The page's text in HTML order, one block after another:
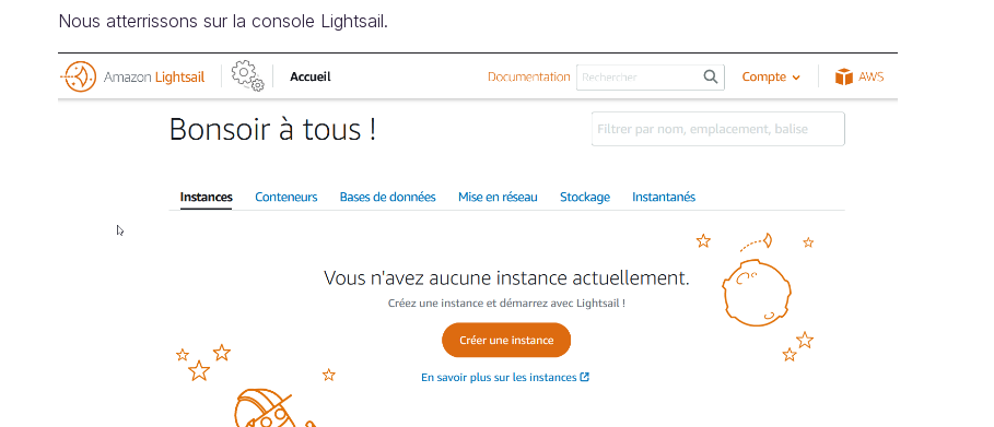
Nous atterrissons sur la console Lightsail.